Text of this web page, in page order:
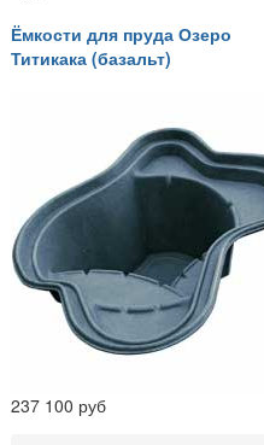
Ёмкости для пруда Озеро
Титикака (базальт)
237 100 руб